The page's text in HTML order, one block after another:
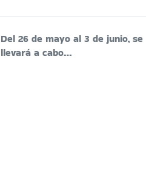
Del 26 de mayo al 3 de junio, se
llevará a cabo…